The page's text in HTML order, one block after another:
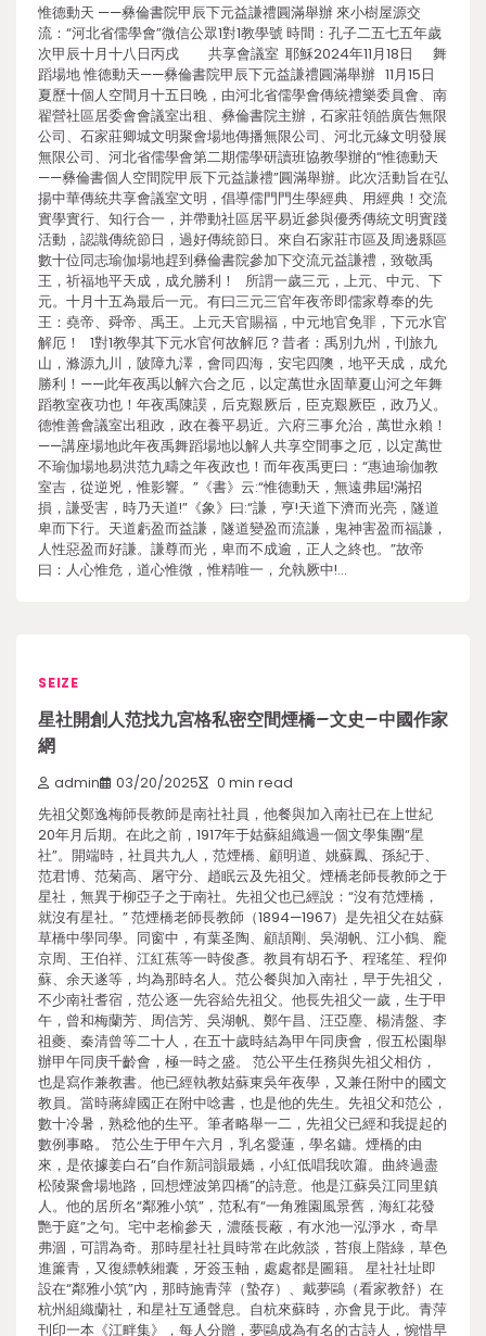
惟德動天 ——彝倫書院甲辰下元益謙禮圓滿舉辦 來小樹屋源交
流：“河北省儒學會”微信公眾1對1教學號 時間：孔子二五七五年歲
次甲辰十月十八日丙戌 共享會議室 耶穌2024年11月18日 舞
蹈場地 惟德動天——彝倫書院甲辰下元益謙禮圓滿舉辦 11月15日
夏歷十個人空間月十五日晚，由河北省儒學會傳統禮樂委員會、南
翟營社區居委會會議室出租、彝倫書院主辦，石家莊領皓廣告無限
公司、石家莊卿城文明聚會場地傳播無限公司、河北元緣文明發展
無限公司、河北省儒學會第二期儒學研讀班協教學辦的“惟德動天
——彝倫書個人空間院甲辰下元益謙禮”圓滿舉辦。此次活動旨在弘
揚中華傳統共享會議室文明，倡導儒門門生學經典、用經典！交流
實學實行、知行合一，并帶動社區居平易近參與優秀傳統文明實踐
活動，認識傳統節日，過好傳統節日。來自石家莊市區及周邊縣區
數十位同志瑜伽場地趕到彝倫書院參加下交流元益謙禮，致敬禹
王，祈福地平天成，成允勝利！ 所謂一歲三元，上元、中元、下
元。十月十五為最后一元。有曰三元三官年夜帝即儒家尊奉的先
王：堯帝、舜帝、禹王。上元天官賜福，中元地官免罪，下元水官
解厄！ 1對1教學其下元水官何故解厄？昔者：禹別九州，刊旅九
山，滌源九川，陂障九澤，會同四海，安宅四隩，地平天成，成允
勝利！——此年夜禹以解六合之厄，以定萬世永固華夏山河之年舞
蹈教室夜功也！年夜禹陳謨，后克艱厥后，臣克艱厥臣，政乃乂。
德惟善會議室出租政，政在養平易近。六府三事允治，萬世永賴！
——講座場地此年夜禹舞蹈場地以解人共享空間事之厄，以定萬世
不瑜伽場地易洪范九疇之年夜政也！而年夜禹更曰：“惠迪瑜伽教
室吉，從逆兇，惟影響。”《書》云:“惟德動天，無遠弗屆!滿招
損，謙受害，時乃天道!”《象》曰:“謙，亨!天道下濟而光亮，隧道
卑而下行。天道虧盈而益謙，隧道變盈而流謙，鬼神害盈而福謙，
人性惡盈而好謙。謙尊而光，卑而不成逾，正人之終也。”故帝
曰：人心惟危，道心惟微，惟精唯一，允執厥中!…
SEIZE
星社開創人范找九宮格私密空間煙橋–文史–中國作家
網
admin 03/20/2025 0 min read
先祖父鄭逸梅師長教師是南社社員，他餐與加入南社已在上世紀
20年月后期。在此之前，1917年于姑蘇組織過一個文學集團“星
社”。開端時，社員共九人，范煙橋、顧明道、姚蘇鳳、孫紀于、
范君博、范菊高、屠守分、趙眠云及先祖父。煙橋老師長教師之于
星社，無異于柳亞子之于南社。先祖父也已經說：“沒有范煙橋，
就沒有星社。” 范煙橋老師長教師（1894—1967）是先祖父在姑蘇
草橋中學同學。同窗中，有葉圣陶、顧頡剛、吳湖帆、江小鶴、龐
京周、王伯祥、江紅蕉等一時俊彥。教員有胡石予、程瑤笙、程仰
蘇、余天遂等，均為那時名人。范公餐與加入南社，早于先祖父，
不少南社耆宿，范公逐一先容給先祖父。他長先祖父一歲，生于甲
午，曾和梅蘭芳、周信芳、吳湖帆、鄭午昌、汪亞塵、楊清盤、李
祖夔、秦清曾等二十人，在五十歲時結為甲午同庚會，假五松園舉
辦甲午同庚千齡會，極一時之盛。 范公平生任務與先祖父相仿，
也是寫作兼教書。他已經執教姑蘇東吳年夜學，又兼任附中的國文
教員。當時蔣緯國正在附中唸書，也是他的先生。先祖父和范公，
數十冷暑，熟稔他的生平。筆者略舉一二，先祖父已經和我提起的
數例事略。 范公生于甲午六月，乳名愛蓮，學名鏞。煙橋的由
來，是依據姜白石“自作新詞韻最嬌，小紅低唱我吹簫。曲終過盡
松陵聚會場地路，回想煙波第四橋”的詩意。他是江蘇吳江同里鎮
人。他的居所名“鄰雅小筑”，范私有“一角雅園風景舊，海紅花發
艷于庭”之句。宅中老榆參天，濃蔭長蔽，有水池一泓淨水，奇旱
弗涸，可謂為奇。那時星社社員時常在此敘談，苔痕上階綠，草色
進簾青，又復縹帙緗囊，牙簽玉軸，處處都是圖籍。 星社社址即
設在“鄰雅小筑”內，那時施青萍（蟄存）、戴夢鷗（看家教舒）在
杭州組織蘭社，和星社互通聲息。自杭來蘇時，亦會見于此。青萍
刊印一本《江畔集》，每人分贈，夢鷗成為有名的古詩人，惋惜早